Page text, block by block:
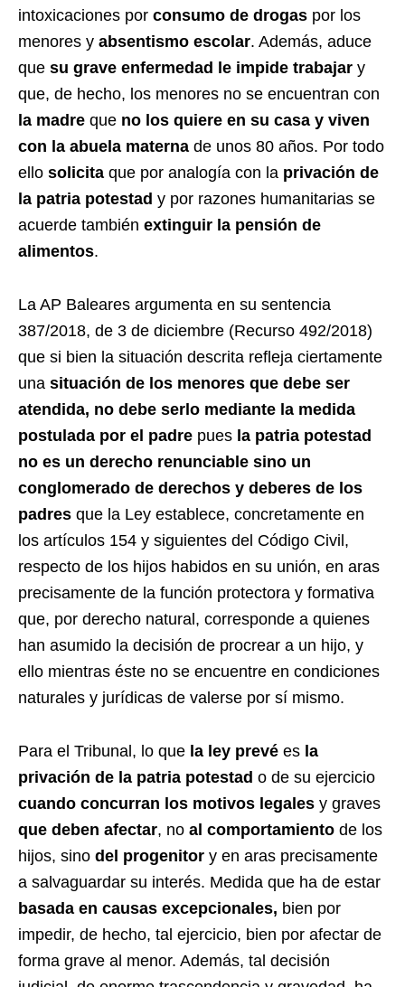
intoxicaciones por consumo de drogas por los
menores y absentismo escolar. Además, aduce
que su grave enfermedad le impide trabajar y
que, de hecho, los menores no se encuentran con
la madre que no los quiere en su casa y viven
con la abuela materna de unos 80 años. Por todo
ello solicita que por analogía con la privación de
la patria potestad y por razones humanitarias se
acuerde también extinguir la pensión de
alimentos.
La AP Baleares argumenta en su sentencia
387/2018, de 3 de diciembre (Recurso 492/2018)
que si bien la situación descrita refleja ciertamente
una situación de los menores que debe ser
atendida, no debe serlo mediante la medida
postulada por el padre pues la patria potestad
no es un derecho renunciable sino un
conglomerado de derechos y deberes de los
padres que la Ley establece, concretamente en
los artículos 154 y siguientes del Código Civil,
respecto de los hijos habidos en su unión, en aras
precisamente de la función protectora y formativa
que, por derecho natural, corresponde a quienes
han asumido la decisión de procrear a un hijo, y
ello mientras éste no se encuentre en condiciones
naturales y jurídicas de valerse por sí mismo.
Para el Tribunal, lo que la ley prevé es la
privación de la patria potestad o de su ejercicio
cuando concurran los motivos legales y graves
que deben afectar, no al comportamiento de los
hijos, sino del progenitor y en aras precisamente
a salvaguardar su interés. Medida que ha de estar
basada en causas excepcionales, bien por
impedir, de hecho, tal ejercicio, bien por afectar de
forma grave al menor. Además, tal decisión